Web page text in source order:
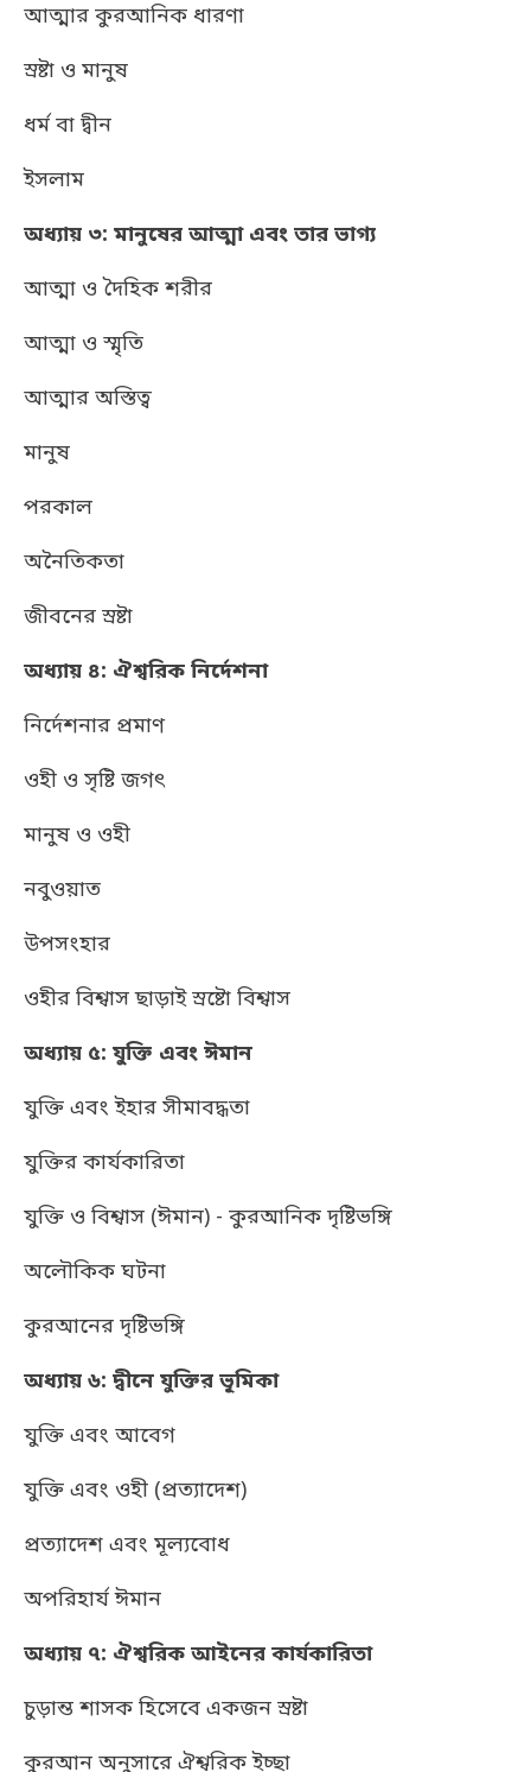
আত্মার কুরআনিক ধারণা
স্রষ্টা ও মানুষ
ধর্ম বা দ্বীন
ইসলাম
অধ্যায় ৩: মানুষের আত্মা এবং তার ভাগ্য
আত্মা ও দৈহিক শরীর
আত্মা ও স্মৃতি
আত্মার অস্তিত্ব
মানুষ
পরকাল
অনৈতিকতা
জীবনের স্রষ্টা
অধ্যায় ৪: ঐশ্বরিক নির্দেশনা
নির্দেশনার প্রমাণ
ওহী ও সৃষ্টি জগৎ
মানুষ ও ওহী
নবুওয়াত
উপসংহার
ওহীর বিশ্বাস ছাড়াই স্রষ্টাে বিশ্বাস
অধ্যায় ৫: যু্ক্তি এবং ঈমান
যুক্তি এবং ইহার সীমাবদ্ধতা
যুক্তির কার্যকারিতা
যুক্তি ও বিশ্বাস (ঈমান) - কুরআনিক দৃষ্টিভঙ্গি
অলৌকিক ঘটনা
কুরআনের দৃষ্টিভঙ্গি
অধ্যায় ৬: দ্বীনে যুক্তির ভূমিকা
যুক্তি এবং আবেগ
যুক্তি এবং ওহী (প্রত্যাদেশ)
প্রত্যাদেশ এবং মূল্যবোধ
অপরিহার্য ঈমান
অধ্যায় ৭: ঐশ্বরিক আইনের কার্যকারিতা
চুড়ান্ত শাসক হিসেবে একজন স্রষ্টা
কুরআন অনুসারে ঐশ্বরিক ইচ্ছা